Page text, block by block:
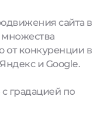
сайта в
множества
от конкуренции в
и Google.
градацией по